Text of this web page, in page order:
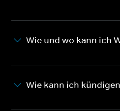
Wie und wo kann ich
Wie kann ich